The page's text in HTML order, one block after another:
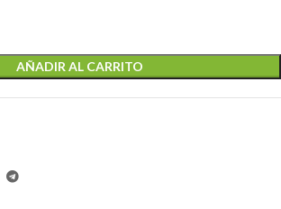
AÑADIR AL CARRITO